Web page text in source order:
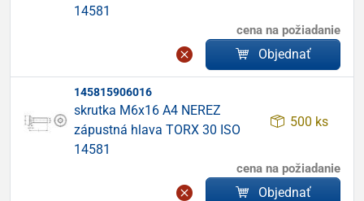
14581
cena na požiadanie
Objednať
145815906016
skrutka M6x16 A4 NEREZ
zápustná hlava TORX 30 ISO
14581
500 ks
cena na požiadanie
Objednať